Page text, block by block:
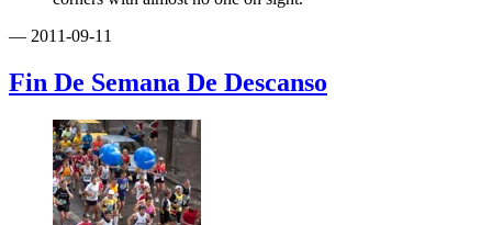
— 2011-09-11
Fin De Semana De Descanso